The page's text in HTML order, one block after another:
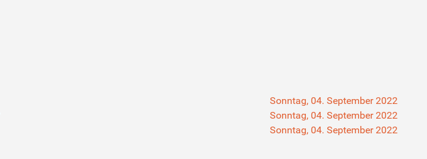
Sonntag, 04. September 2022
Sonntag, 04. September 2022
Sonntag, 04. September 2022